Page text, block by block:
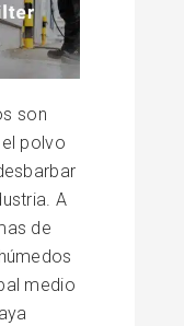
son
polvo
A
de
medio